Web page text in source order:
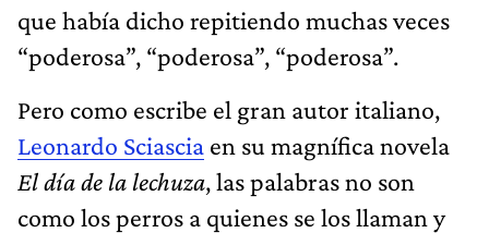
que había dicho repitiendo muchas veces
“poderosa”, “poderosa”, “poderosa”.
Pero como escribe el gran autor italiano,
Leonardo Sciascia en su magnífica novela
El día de la lechuza, las palabras no son
como los perros a quienes se los llaman y